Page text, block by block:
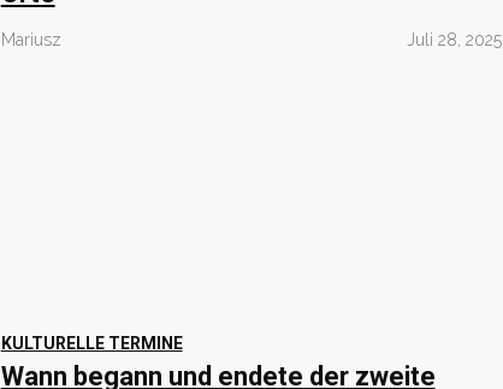
Mariusz Juli 28, 2025
KULTURELLE TERMINE
Wann begann und endete der zweite